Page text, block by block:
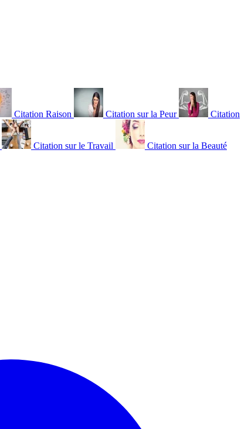
Citation Raison Citation sur la Peur Citation
Citation sur le Travail Citation sur la Beauté